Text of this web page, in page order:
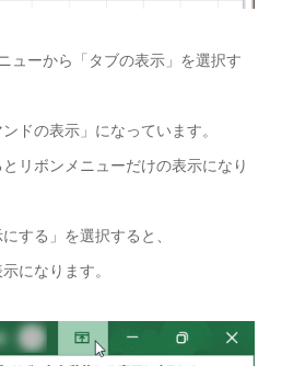
ューから「タブの表示」を選択す
ドの表示」になっています。
リボンメニューだけの表示になり
する」を選択すると、
になります。